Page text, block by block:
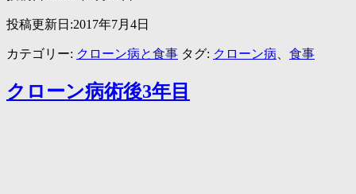
食
る。
ロ
投稿更新日:2017年7月4日
カテゴリー: クローン病と食事 タグ: クローン病、 食事
クローン病術後3年目